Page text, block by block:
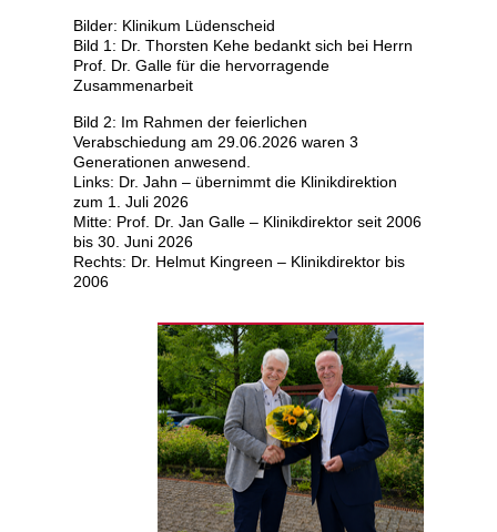
Bilder: Klinikum Lüdenscheid
Bild 1: Dr. Thorsten Kehe bedankt sich bei Herrn
Prof. Dr. Galle für die hervorragende
Zusammenarbeit
Bild 2: Im Rahmen der feierlichen
Verabschiedung am 29.06.2026 waren 3
Generationen anwesend.
Links: Dr. Jahn – übernimmt die Klinikdirektion
zum 1. Juli 2026
Mitte: Prof. Dr. Jan Galle – Klinikdirektor seit 2006
bis 30. Juni 2026
Rechts: Dr. Helmut Kingreen – Klinikdirektor bis
2006